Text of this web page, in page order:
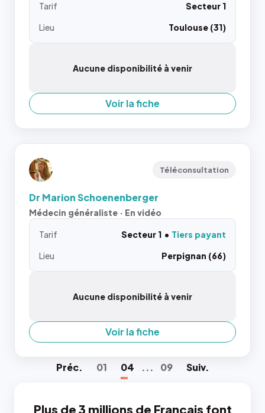
Tarif
Secteur 1
Lieu
Toulouse (31)
Aucune disponibilité à venir
Voir la fiche
Téléconsultation
Dr Marion Schoenenberger
Médecin généraliste · En vidéo
Tarif Secteur 1
Tiers payant
Lieu
Perpignan (66)
Aucune disponibilité à venir
Voir la fiche
Préc. 01 04 ... 09 Suiv.
Plus de 3 millions de Français font